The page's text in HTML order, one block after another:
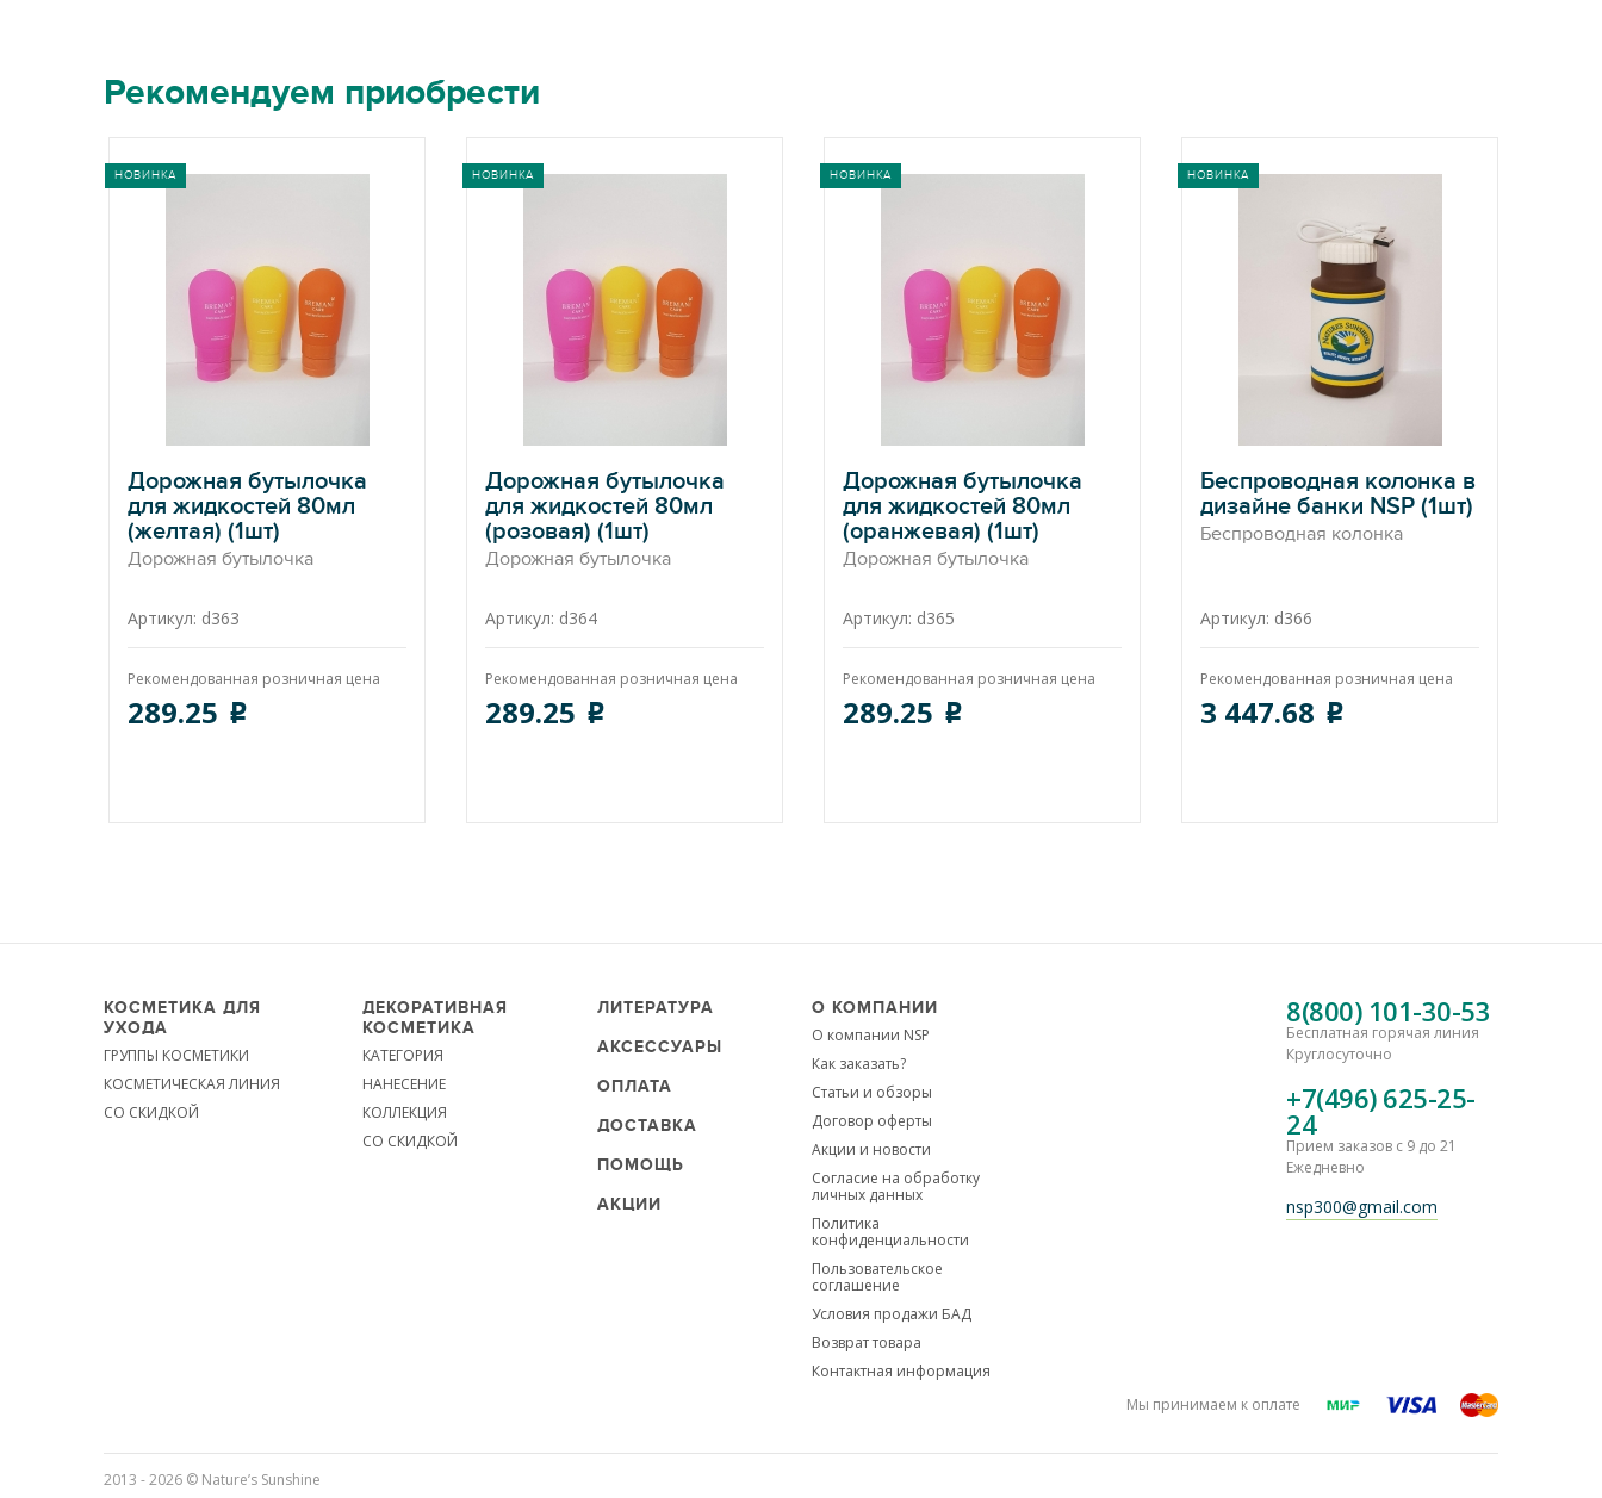
Рекомендуем приобрести
Дорожная бутылочка
для жидкостей 80мл
(желтая) (1шт)
Дорожная бутылочка
Артикул: d363
Рекомендованная розничная цена
289.25 o
НОВИНКА
Дорожная бутылочка
для жидкостей 80мл
(розовая) (1шт)
Дорожная бутылочка
Артикул: d364
Рекомендованная розничная цена
289.25 o
НОВИНКА
Дорожная бутылочка
для жидкостей 80мл
(оранжевая) (1шт)
Дорожная бутылочка
Артикул: d365
Рекомендованная розничная цена
289.25 o
НОВИНКА
Беспроводная колонка в
дизайне банки NSP (1шт)
Беспроводная колонка
Артикул: d366
Рекомендованная розничная цена
3 447.68 o
НОВИНКА
КОСМЕТИКА ДЛЯ
УХОДА
ГРУППЫ КОСМЕТИКИ
КОСМЕТИЧЕСКАЯ ЛИНИЯ
СО СКИДКОЙ
ДЕКОРАТИВНАЯ
КОСМЕТИКА
КАТЕГОРИЯ
НАНЕСЕНИЕ
КОЛЛЕКЦИЯ
СО СКИДКОЙ
ЛИТЕРАТУРА
АКСЕССУАРЫ
ОПЛАТА
ДОСТАВКА
ПОМОЩЬ
АКЦИИ
О КОМПАНИИ
О компании NSP
Как заказать?
Статьи и обзоры
Договор оферты
Акции и новости
Согласие на обработку
личных данных
Политика
конфиденциальности
Пользовательское
соглашение
Условия продажи БАД
Возврат товара
Контактная информация
8(800) 101-30-53
Бесплатная горячая линия
Круглосуточно
+7(496) 625-25-
24
Прием заказов с 9 до 21
Ежедневно
nsp300@gmail.com
Мы принимаем к оплате
2013 - 2026 © Nature’s Sunshine